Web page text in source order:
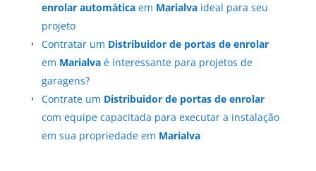
enrolar automáticaem Marialvaideal para seu
projeto
Contratar um Distribuidor de portas de enrolar
em Marialvaé interessante para projetos de
garagens?
Contrate um Distribuidor de portas de enrolar
com equipe capacitada para executar a instalação
em sua propriedade em Marialva